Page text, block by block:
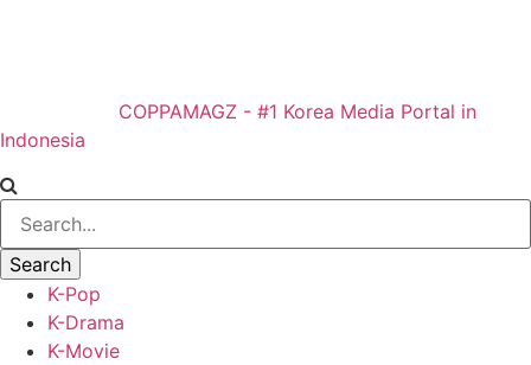
COPPAMAGZ - #1 Korea Media Portal in
Indonesia
K-Pop
K-Drama
K-Movie